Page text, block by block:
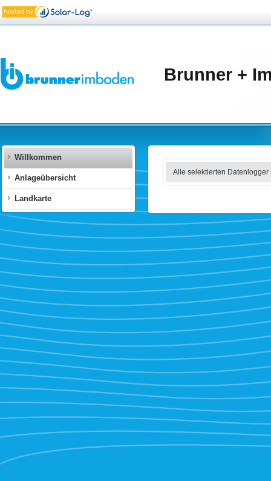
Brunner +
Willkommen
Anlageübersicht
Landkarte
Alle selektierten